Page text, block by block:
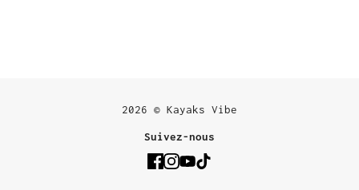
2026 © Kayaks Vibe
Suivez-nous